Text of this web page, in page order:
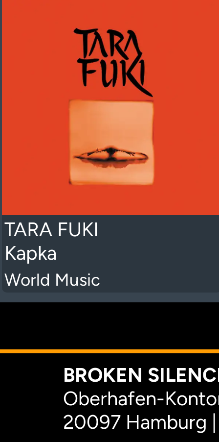
TARA FUKI
Kapka
World Music
BROKEN
Oberhafen-
20097 Hamburg